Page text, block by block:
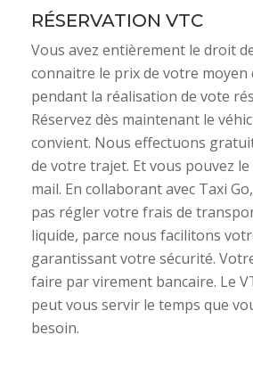
RÉSERVATION VTC
Vous avez entièrement le droit
connaitre le prix de votre
pendant la réalisation de vote
Réservez dès maintenant le
convient. Nous effectuons
de votre trajet. Et vous pouvez
mail. En collaborant avec Taxi
pas régler votre frais de
liquide, parce nous facilitons
garantissant votre sécurité.
faire par virement bancaire. Le
peut vous servir le temps que
besoin.